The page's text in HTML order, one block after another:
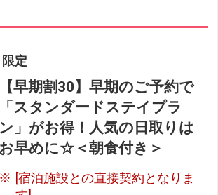
定
【早期割30】早期のご予約で
「スタンダードステイプラ
ン」がお得！人気の日取りは
お早めに☆＜朝食付き＞
[宿泊施設との直接契約となりま